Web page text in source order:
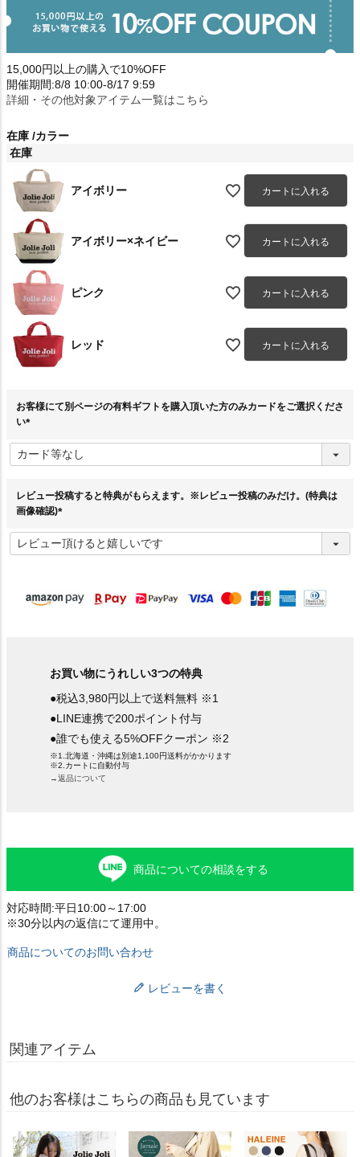
15,000円以上の購入で10%OFF
開催期間:8/8 10:00-8/17 9:59
詳細・その他対象アイテム一覧はこちら
在庫 カラー
在庫
アイボリー カートに入れる
アイボリー×ネイビー カートに入れる
ピンク カートに入れる
レッド カートに入れる
お客様にて別ページの有料ギフトを購入頂いた方のみカードをご選択くださ
い
必
須
レビュー投稿すると特典がもらえます。※レビュー投稿のみだけ。(特典は
画像確認)
必
須
お買い物にうれしい3つの特典
●税込3,980円以上で送料無料 ※1
●LINE連携で200ポイント付与
●誰でも使える5%OFFクーポン ※2
※1.北海道・沖縄は別途1,100円送料がかかります
※2.カートに自動付与
→返品について
商品についての相談をする
対応時間:平日10:00～17:00
※30分以内の返信にて運用中。
商品についてのお問い合わせ
レビューを書く
関連アイテム
他のお客様はこちらの商品も見ています